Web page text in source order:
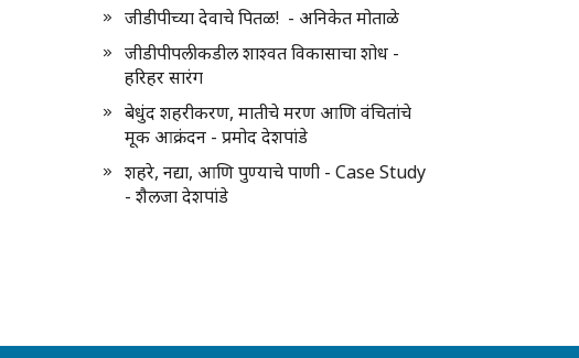
जीडीपीच्या देवाचे पितळ! - अनिकेत मोताळे
जीडीपीपलीकडील शाश्वत विकासाचा शोध -
हरिहर सारंग
बेधुंद शहरीकरण, मातीचे मरण आणि वंचितांचे
मूक आक्रंदन - प्रमोद देशपांडे
शहरे, नद्या, आणि पुण्याचे पाणी - Case Study
- शैलजा देशपांडे